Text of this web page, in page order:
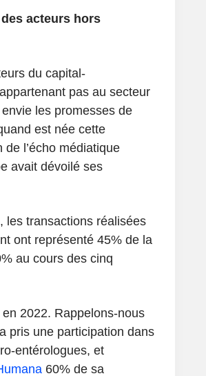
acteurs hors
du capital-
pas au secteur
les promesses de
est née cette
l’écho médiatique
avait dévoilé ses
les transactions réalisées
ont représenté 45% de la
au cours des cinq
2022. Rappelons-nous
pris une participation dans
entérologues, et
60% de sa